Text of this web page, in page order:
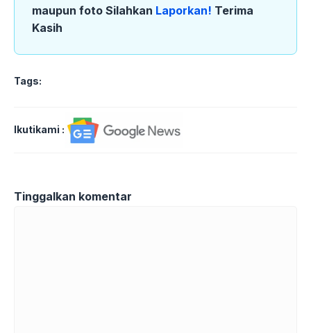
maupun foto Silahkan Laporkan! Terima
Kasih
Tags:
Ikutikami :
Tinggalkan komentar